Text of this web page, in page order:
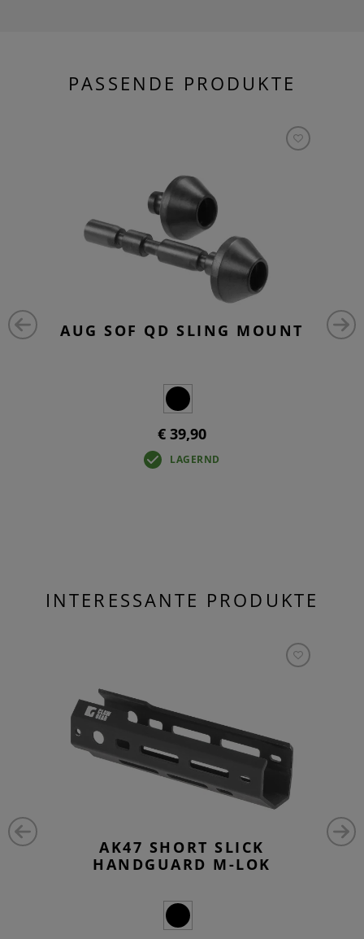
PASSENDE PRODUKTE
AUG SOF QD SLING MOUNT
€ 39,90
LAGERND
INTERESSANTE PRODUKTE
AK47 SHORT SLICK
HANDGUARD M-LOK